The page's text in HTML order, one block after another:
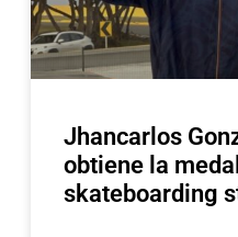
Jhancarlos
obtiene la
skateboarding